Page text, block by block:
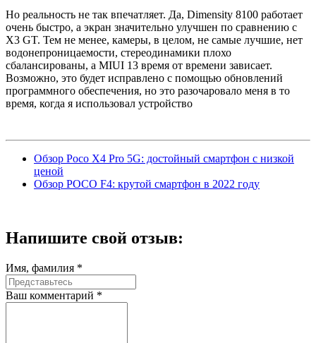
Но реальность не так впечатляет. Да, Dimensity 8100 работает
очень быстро, а экран значительно улучшен по сравнению с
X3 GT. Тем не менее, камеры, в целом, не самые лучшие, нет
водонепроницаемости, стереодинамики плохо
сбалансированы, а MIUI 13 время от времени зависает.
Возможно, это будет исправлено с помощью обновлений
программного обеспечения, но это разочаровало меня в то
время, когда я использовал устройство
Обзор Poco X4 Pro 5G: достойный смартфон с низкой
ценой
Обзор POCO F4: крутой смартфон в 2022 году
Напишите свой отзыв:
Имя, фамилия *
Ваш комментарий *